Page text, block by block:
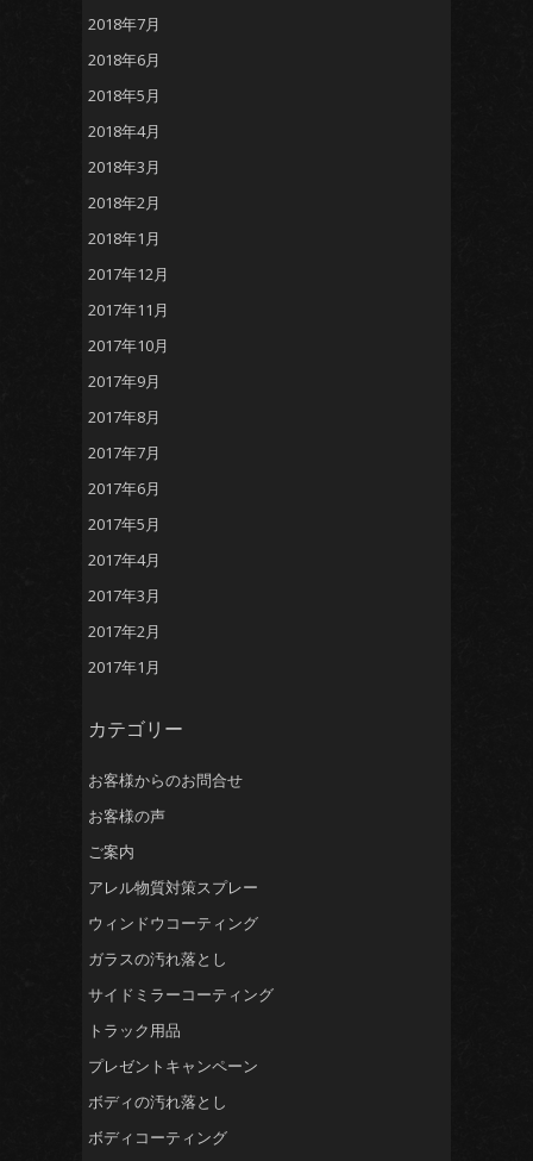
2018年7月
2018年6月
2018年5月
2018年4月
2018年3月
2018年2月
2018年1月
2017年12月
2017年11月
2017年10月
2017年9月
2017年8月
2017年7月
2017年6月
2017年5月
2017年4月
2017年3月
2017年2月
2017年1月
カテゴリー
お客様からのお問合せ
お客様の声
ご案内
アレル物質対策スプレー
ウィンドウコーティング
ガラスの汚れ落とし
サイドミラーコーティング
トラック用品
プレゼントキャンペーン
ボディの汚れ落とし
ボディコーティング